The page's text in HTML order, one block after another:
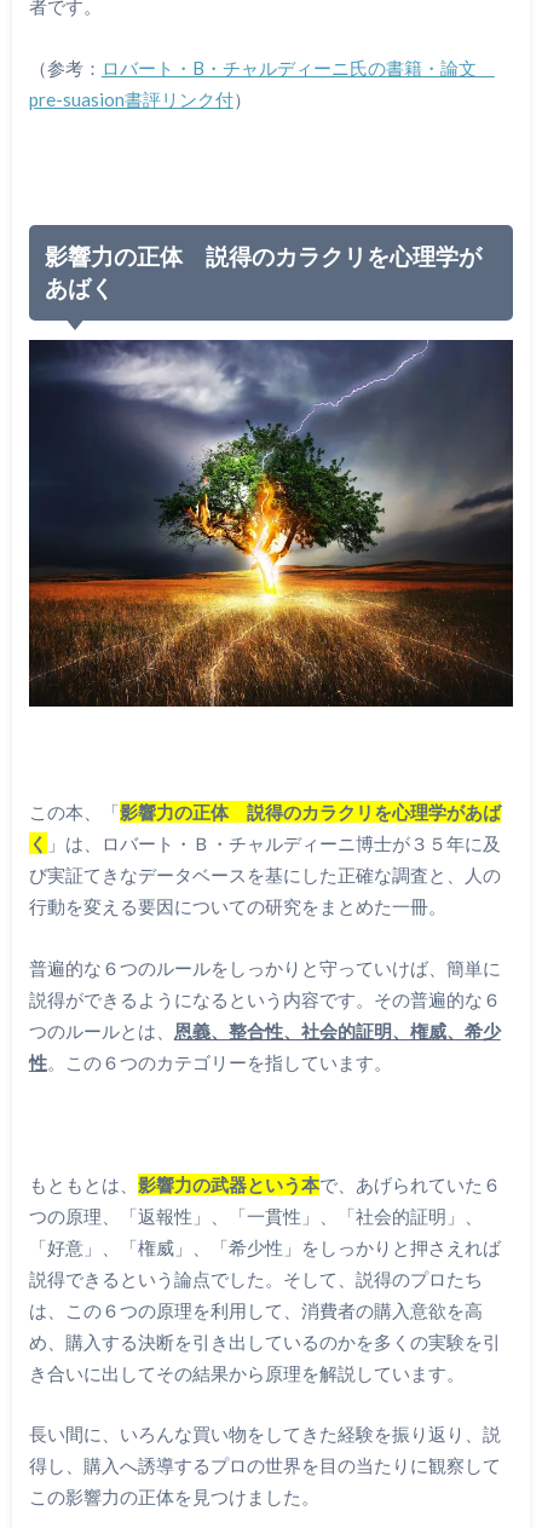
者です。
（参考： ロバート・B・チャルディーニ氏の書籍・論文
pre-suasion書評リンク付）
影響力の正体 説得のカラクリを心理学が
あばく
この本、「影響力の正体 説得のカラクリを心理学があば
く 」は、ロバート・Ｂ・チャルディーニ博士が３５年に及
び実証てきなデータベースを基にした正確な調査と、人の
行動を変える要因についての研究をまとめた一冊。
普遍的な６つのルールをしっかりと守っていけば、簡単に
説得ができるようになるという内容です。その普遍的な６
つのルールとは、 恩義、整合性、社会的証明、権威、希少
性。この６つのカテゴリーを指しています。
もともとは、 影響力の武器という本で、あげられていた６
つの原理、「返報性」、「一貫性」、「社会的証明」、
「好意」、「権威」、「希少性」をしっかりと押さえれば
説得できるという論点でした。そして、説得のプロたち
は、この６つの原理を利用して、消費者の購入意欲を高
め、購入する決断を引き出しているのかを多くの実験を引
き合いに出してその結果から原理を解説しています。
長い間に、いろんな買い物をしてきた経験を振り返り、説
得し、購入へ誘導するプロの世界を目の当たりに観察して
この影響力の正体を見つけました。